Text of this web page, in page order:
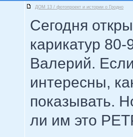
ДОМ 13 / фотопроект и истории о Гродно
Сегодня
карикатур
Валерий.
интересны,
показывать.
ли им это